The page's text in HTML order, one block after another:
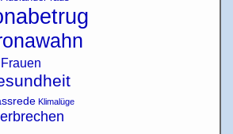
Frauen
Klimalüge